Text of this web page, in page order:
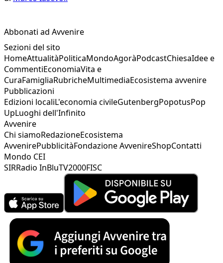
Abbonati ad Avvenire
Sezioni del sito
HomeAttualitàPoliticaMondoAgoràPodcastChiesaIdee e
CommentiEconomiaVita e
CuraFamigliaRubricheMultimediaEcosistema avvenire
Pubblicazioni
Edizioni localiL'economia civileGutenbergPopotusPop
UpLuoghi dell'Infinito
Avvenire
Chi siamoRedazioneEcosistema
AvvenirePubblicitàFondazione AvvenireShopContatti
Mondo CEI
SIRRadio InBluTV2000FISC